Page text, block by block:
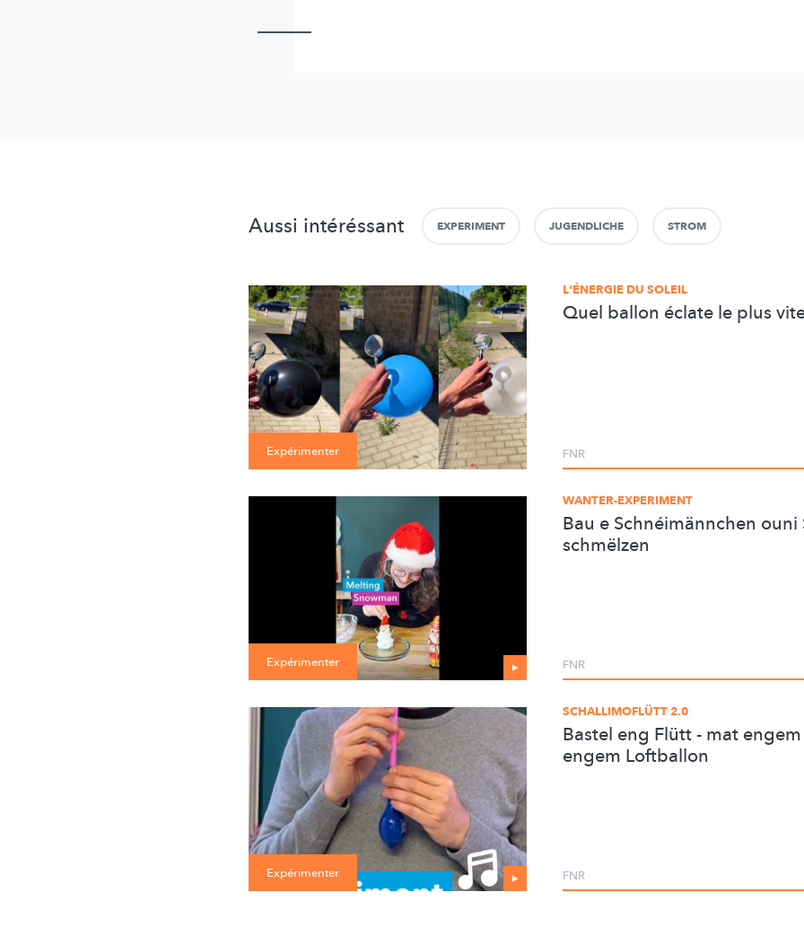
Aussi intéréssant EXPERIMENT JUGENDLICHE STROM
Expérimenter
L'ÉNERGIE DU SOLEIL
Quel ballon éclate le plus
FNR
Expérimenter
WANTER-EXPERIMENT
Bau e Schnéimännchen ouni
schmëlzen
FNR
Expérimenter
SCHALLIMOFLÜTT 2.0
Bastel eng Flütt - mat
engem Loftballon
FNR